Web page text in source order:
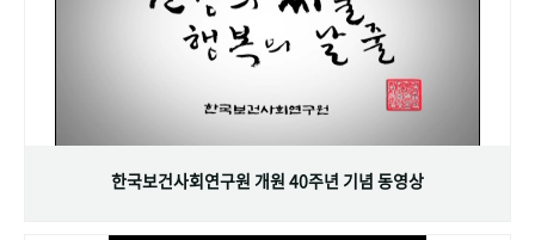
한국보건사회연구원 개원 40주년 기념 동영상